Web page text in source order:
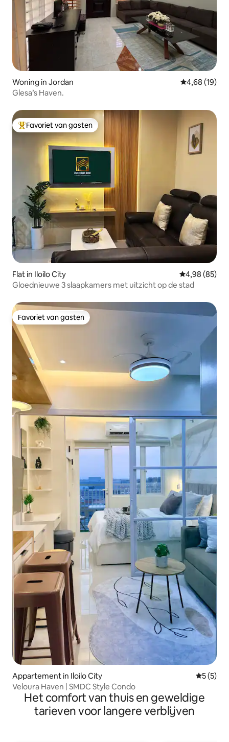
Woning in Jordan Gemiddelde
4,68 (19)
Glesa’s Haven.
Topfavoriet van gasten
Favoriet van gasten
Flat in Iloilo City Gemiddelde
4,98 (85)
Gloednieuwe 3 slaapkamers met uitzicht op de stad
Favoriet van gasten
Favoriet van gasten
Appartement in Iloilo City
5 (5)
Veloura Haven | SMDC Style Condo
Het comfort van thuis en geweldige
tarieven voor langere verblijven